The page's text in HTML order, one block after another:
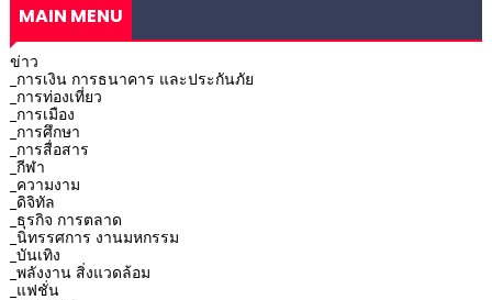
MAIN MENU
ข่าว
_การเงิน การธนาคาร และประกันภัย
_การท่องเที่ยว
_การเมือง
_การศึกษา
_การสื่อสาร
_กีฬา
_ความงาม
_ดิจิทัล
_ธุรกิจ การตลาด
_นิทรรศการ งานมหกรรม
_บันเทิง
_พลังงาน สิ่งแวดล้อม
_แฟชั่น